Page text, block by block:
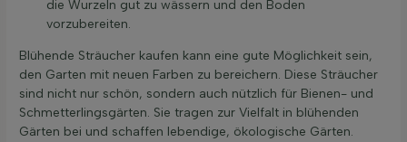
die Wurzeln gut zu wässern und den Boden
vorzubereiten.
Blühende Sträucher kaufen kann eine gute Möglichkeit sein,
den Garten mit neuen Farben zu bereichern. Diese Sträucher
sind nicht nur schön, sondern auch nützlich für Bienen- und
Schmetterlingsgärten. Sie tragen zur Vielfalt in blühenden
Gärten bei und schaffen lebendige, ökologische Gärten.